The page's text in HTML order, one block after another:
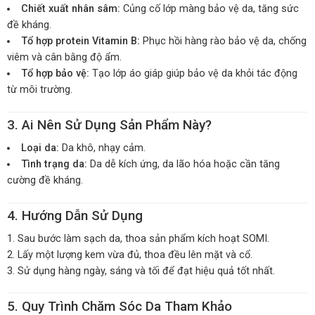
Chiết xuất nhân sâm: Củng cố lớp màng bảo vệ da, tăng sức
đề kháng.
Tổ hợp protein Vitamin B: Phục hồi hàng rào bảo vệ da, chống
viêm và cân bằng độ ẩm.
Tổ hợp bảo vệ: Tạo lớp áo giáp giúp bảo vệ da khỏi tác động
từ môi trường.
3. Ai Nên Sử Dụng Sản Phẩm Này?
Loại da: Da khô, nhạy cảm.
Tình trạng da: Da dễ kích ứng, da lão hóa hoặc cần tăng
cường đề kháng.
4. Hướng Dẫn Sử Dụng
Sau bước làm sạch da, thoa sản phẩm kích hoạt SOMI.
Lấy một lượng kem vừa đủ, thoa đều lên mặt và cổ.
Sử dụng hàng ngày, sáng và tối để đạt hiệu quả tốt nhất.
5. Quy Trình Chăm Sóc Da Tham Khảo